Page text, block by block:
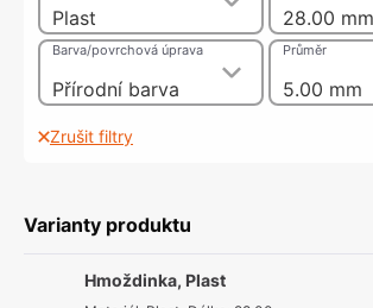
Plast 28.00 mm
Přírodní barva
Barva/povrchová úprava
5.00 mm
Průměr
Zrušit filtry
Varianty produktu
Hmoždinka, Plast